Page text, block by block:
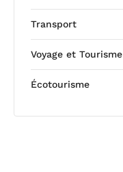
Transport
Voyage et Tourisme
Écotourisme